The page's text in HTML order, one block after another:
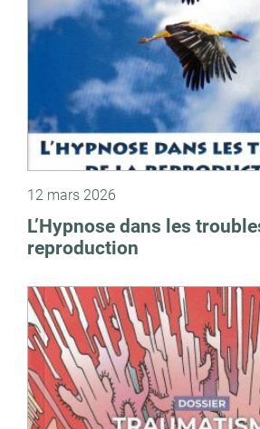
12 mars 2026
L’Hypnose dans les
reproduction